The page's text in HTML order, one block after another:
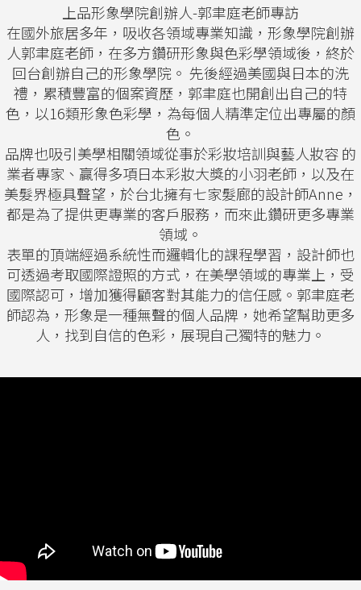
上品形象學院創辦人-郭聿庭老師專訪
在國外旅居多年，吸收各領域專業知識，形象學院創辦
人郭聿庭老師，在多方鑽研形象與色彩學領域後，終於
回台創辦自己的形象學院。 先後經過美國與日本的洗
禮，累積豐富的個案資歷，郭聿庭也開創出自己的特
色，以16類形象色彩學，為每個人精準定位出專屬的顏
色。
品牌也吸引美學相關領域從事於彩妝培訓與藝人妝容 的
業者專家、贏得多項日本彩妝大獎的小羽老師，以及在
美髮界極具聲望，於台北擁有七家髮廊的設計師Anne，
都是為了提供更專業的客戶服務，而來此鑽研更多專業
領域。
表單的頂端經過系統性而邏輯化的課程學習，設計師也
可透過考取國際證照的方式，在美學領域的專業上，受
國際認可，增加獲得顧客對其能力的信任感。郭聿庭老
師認為，形象是一種無聲的個人品牌，她希望幫助更多
人，找到自信的色彩，展現自己獨特的魅力。